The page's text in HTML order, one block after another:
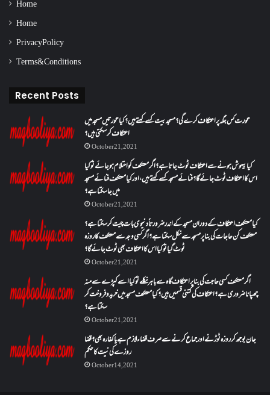
Home
Home
Privacy Policy
Terms & Conditions
Recent Posts
عورت کس جگہ پر اعتکاف کرے گی؟مسجد بیت کسے کہتے ہیں؟کیا عورتیں مسجد میں
اعتکاف کر سکتی ہیں؟
October 21, 2021
کیا بیہوش ہونے سے اعتکاف ٹوٹ جاتا ہے؟ اگر معتکف کو احتلام ہو جائے تو کیا
اس کا اعتکاف ٹوٹ جائے گا؟فنائے مسجد کسے کہتے ہیں ، اور کیا معتکف فنائے مسجد
میں جا سکتا ہے؟
October 21, 2021
کیا معتکف اعتکاف کے دوران مسجد کے اندر ضرورتاً دنیوی بات چیت کر سکتا ہے؟
معتکف کن حاجات کی بنا پر مسجد سے نکل سکتا ہے؟ اگر کسی وجہ سے معتکف کا روزہ
ٹوٹ گیا تو کیا اس کا اعتکاف بھی ٹوٹ جائے گا؟
October 21, 2021
اگر معتکف کسی حاجت کی بنا پر اعتکاف گاہ سے باہر نکلے تو کیا اسے کپڑے سے منہ
چھپانا ضروری ہے؟اعتکاف کی کتنی قسمیں ہیں؟کیا معتکف مسجد میں خرید و فروخت کر
سکتا ہے؟
October 21, 2021
جان بوجھ کر روزہ ٹوڑنے اور جماع کرنے سے صرف قضاء لازم ہے یا کفارہ بھی؟ قضا
روزے کی نیت کا حکم
October 14, 2021